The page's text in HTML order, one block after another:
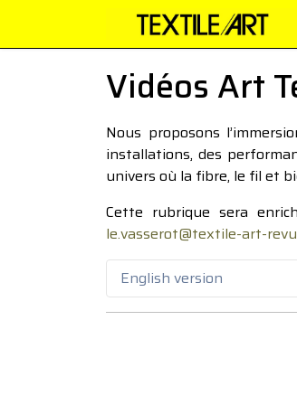
Vidéos Art
Nous proposons
installations, des
univers où la fibre, le fil et
Cette rubrique sera
le.vasserot@textile-art-
English version